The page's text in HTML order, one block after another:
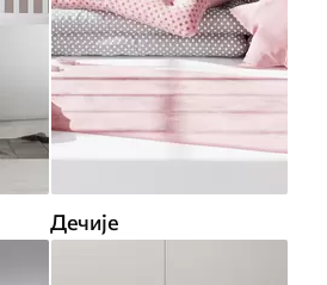
Дечије